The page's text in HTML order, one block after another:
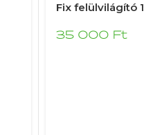
Fix felülvilágító
35 000 Ft